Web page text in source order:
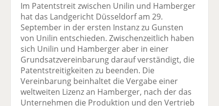
Im Patentstreit zwischen Unilin und Hamberger
hat das Landgericht Düsseldorf am 29.
September in der ersten Instanz zu Gunsten
von Unilin entschieden. Zwischenzeitlich haben
sich Unilin und Hamberger aber in einer
Grundsatzvereinbarung darauf verständigt, die
Patentstreitigkeiten zu beenden. Die
Vereinbarung beinhaltet die Vergabe einer
weltweiten Lizenz an Hamberger, nach der das
Unternehmen die Produktion und den Vertrieb